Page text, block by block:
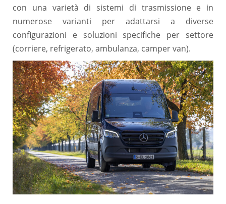
con una varietà di sistemi di trasmissione e in
numerose varianti per adattarsi a diverse
configurazioni e soluzioni specifiche per settore
(corriere, refrigerato, ambulanza, camper van).